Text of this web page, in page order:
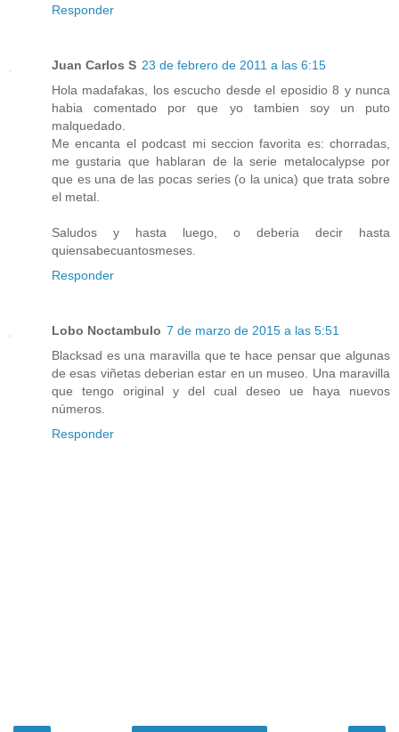
Responder
Juan Carlos S 23 de febrero de 2011 a las 6:15
Hola madafakas, los escucho desde el eposidio 8 y nunca
habia comentado por que yo tambien soy un puto
malquedado.
Me encanta el podcast mi seccion favorita es: chorradas,
me gustaria que hablaran de la serie metalocalypse por
que es una de las pocas series (o la unica) que trata sobre
el metal.
Saludos y hasta luego, o deberia decir hasta
quiensabecuantosmeses.
Responder
Lobo Noctambulo 7 de marzo de 2015 a las 5:51
Blacksad es una maravilla que te hace pensar que algunas
de esas viñetas deberian estar en un museo. Una maravilla
que tengo original y del cual deseo ue haya nuevos
números.
Responder